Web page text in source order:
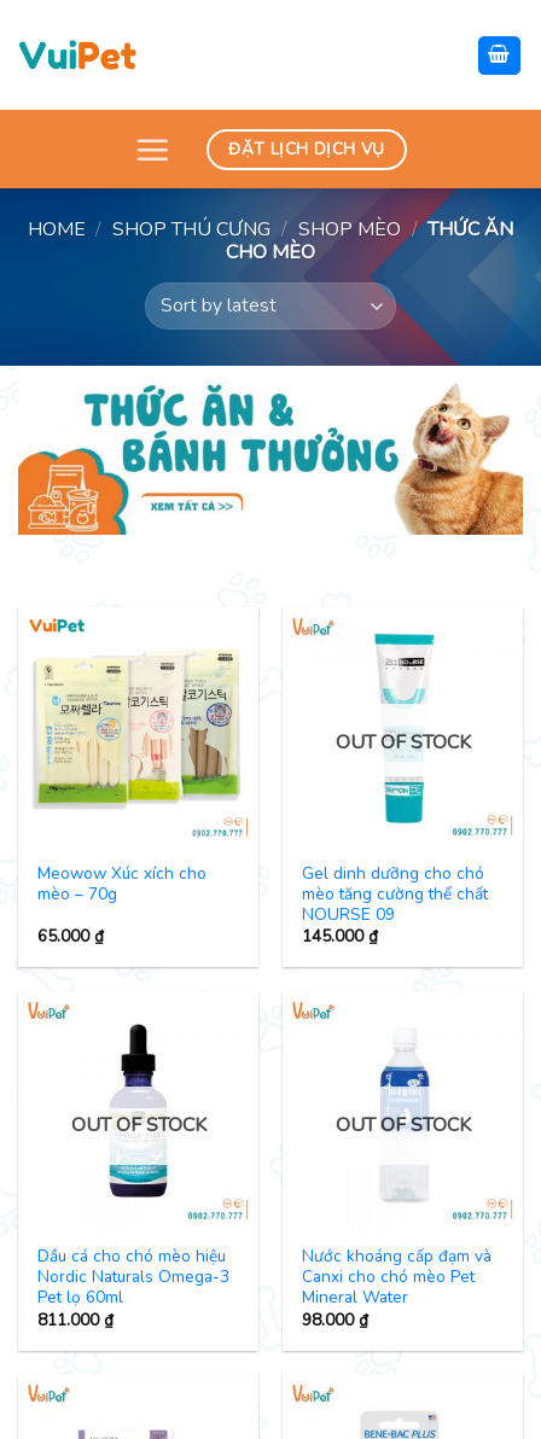
content
ĐẶT LỊCH DỊCH VỤ
HOME / SHOP THÚ CƯNG / SHOP MÈO / THỨC ĂN
CHO MÈO
Meowow Xúc xích cho
mèo – 70g
65.000₫
OUT OF STOCK
Gel dinh dưỡng cho chó
mèo tăng cường thể chất
NOURSE 09
145.000₫
OUT OF STOCK
Dầu cá cho chó mèo hiệu
Nordic Naturals Omega-3
Pet lọ 60ml
811.000₫
OUT OF STOCK
Nước khoáng cấp đạm và
Canxi cho chó mèo Pet
Mineral Water
98.000₫